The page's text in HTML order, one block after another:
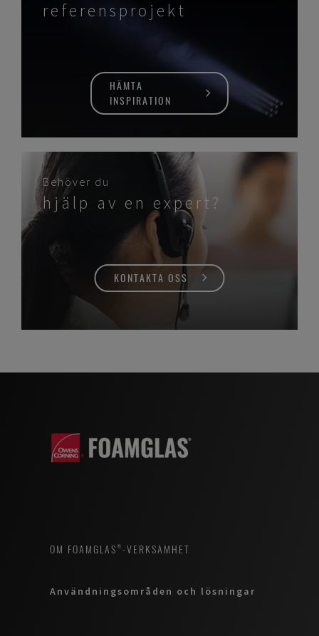
referensprojekt
HÄMTA
INSPIRATION
Behöver du
hjälp av en expert?
KONTAKTA OSS
OM FOAMGLAS®-VERKSAMHET
Användningsområden och lösningar